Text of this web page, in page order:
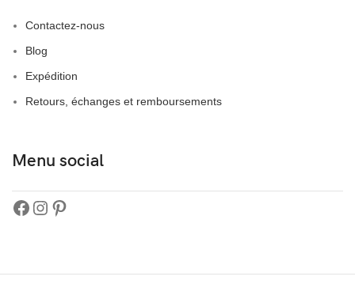
Contactez-nous
Blog
Expédition
Retours, échanges et remboursements
Menu social